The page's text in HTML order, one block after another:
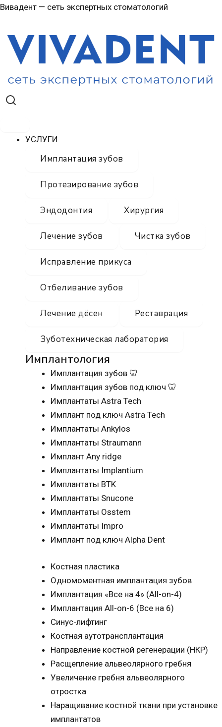
Перейти
содержимому
Вивадент — сеть экспертных стоматологий
УСЛУГИ
Имплантация зубов
Протезирование зубов
Эндодонтия Хирургия
Лечение зубов Чистка зубов
Исправление прикуса
Отбеливание зубов
Лечение дёсен Реставрация
Зуботехническая лаборатория
Имплантология
Имплантация зубов 🦷
Имплантация зубов под ключ 🦷
Имплантаты Astra Tech
Имплант под ключ Astra Tech
Имплантаты Ankylos
Имплантаты Straumann
Имплант Any ridge
Имплантаты Implantium
Имплантаты BTK
Имплантаты Snucone
Имплантаты Osstem
Имплантаты Impro
Имплант под ключ Alpha Dent
Костная пластика
Одномоментная имплантация зубов
Имплантация «Все на 4» (All-on-4)
Имплантация All-on-6 (Все на 6)
Синус-лифтинг
Костная аутотрансплантация
Направление костной регенерации (НКР)
Расщепление альвеолярного гребня
Увеличение гребня альвеолярного
отростка
Наращивание костной ткани при установке
имплантатов